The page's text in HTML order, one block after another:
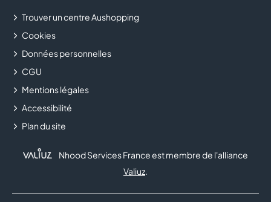
Trouver un centre Aushopping
Cookies
Données personnelles
CGU
Mentions légales
Accessibilité
Plan du site
Nhood Services France est membre de l'alliance
Valiuz.